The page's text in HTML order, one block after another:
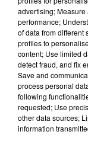
Bonjour Nous
traditions
fêtes du
événement et si
pour en faire la
programme ainsi
vous nous
contacter sur
advertising;
performance;
of data from different
profiles to
content; Use limited
detect fraud, and fix
Save and
process personal
following
requested; Use
other data sources;
information